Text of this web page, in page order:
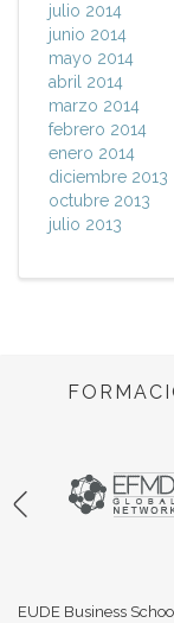
julio 2014
junio 2014
mayo 2014
abril 2014
marzo 2014
febrero 2014
enero 2014
diciembre 2013
octubre 2013
julio 2013
EUDE Business